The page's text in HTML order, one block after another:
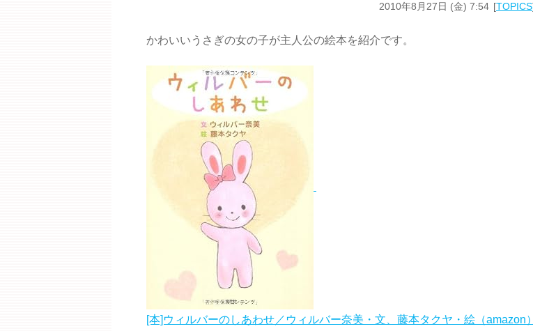
2010年8月27日 (金) 7:54 TOPICS
かわいいうさぎの女の子が主人公の絵本を紹介です。
[本]ウィルバーのしあわせ／ウィルバー奈美・文、藤本タクヤ・絵（amazon）